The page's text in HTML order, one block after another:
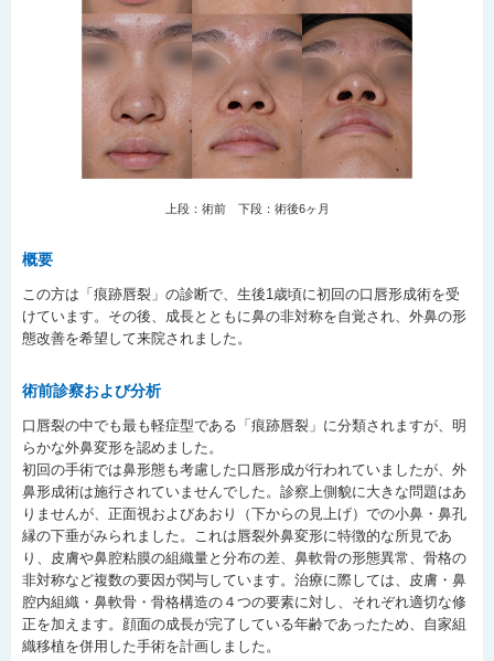
上段：術前 下段：術後6ヶ月
概要
この方は「痕跡唇裂」の診断で、生後1歳頃に初回の口唇形成術を受
けています。その後、成長とともに鼻の非対称を自覚され、外鼻の形
態改善を希望して来院されました。
術前診察および分析
口唇裂の中でも最も軽症型である「痕跡唇裂」に分類されますが、明
らかな外鼻変形を認めました。
初回の手術では鼻形態も考慮した口唇形成が行われていましたが、外
鼻形成術は施行されていませんでした。診察上側貌に大きな問題はあ
りませんが、正面視およびあおり（下からの見上げ）での小鼻・鼻孔
縁の下垂がみられました。これは唇裂外鼻変形に特徴的な所見であ
り、皮膚や鼻腔粘膜の組織量と分布の差、鼻軟骨の形態異常、骨格の
非対称など複数の要因が関与しています。治療に際しては、皮膚・鼻
腔内組織・鼻軟骨・骨格構造の４つの要素に対し、それぞれ適切な修
正を加えます。顔面の成長が完了している年齢であったため、自家組
織移植を併用した手術を計画しました。